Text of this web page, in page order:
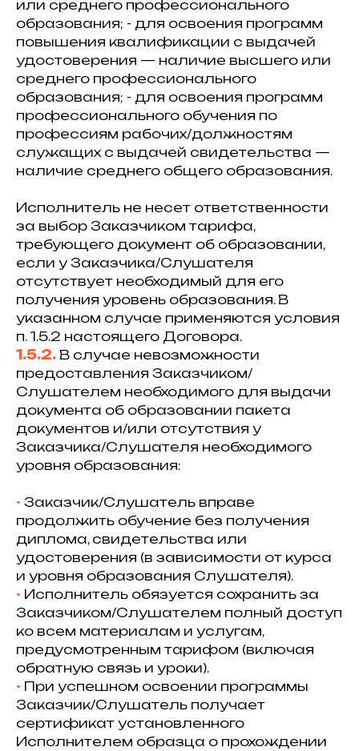
или среднего профессионального
образования; - для освоения программ
повышения квалификации с выдачей
удостоверения — наличие высшего или
среднего профессионального
образования; - для освоения программ
профессионального обучения по
профессиям рабочих/должностям
служащих с выдачей свидетельства —
наличие среднего общего образования.
Исполнитель не несет ответственности
за выбор Заказчиком тарифа,
требующего документ об образовании,
если у Заказчика/Слушателя
отсутствует необходимый для его
получения уровень образования. В
указанном случае применяются условия
п. 1.5.2 настоящего Договора.
1.5.2. В случае невозможности
предоставления Заказчиком/
Слушателем необходимого для выдачи
документа об образовании пакета
документов и/или отсутствия у
Заказчика/Слушателя необходимого
уровня образования:
•⁠ Заказчик/Слушатель вправе
продолжить обучение без получения
диплома, свидетельства или
удостоверения (в зависимости от курса
и уровня образования Слушателя).
•⁠ Исполнитель обязуется сохранить за
Заказчиком/Слушателем полный доступ
ко всем материалам и услугам,
предусмотренным тарифом (включая
обратную связь и уроки).
•⁠ При успешном освоении программы
Заказчик/Слушатель получает
сертификат установленного
Исполнителем образца о прохождении